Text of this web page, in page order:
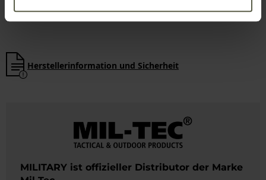
langlebige Farben
Herstellerinformation und Sicherheit
MILITARY ist offizieller Distributor der Marke